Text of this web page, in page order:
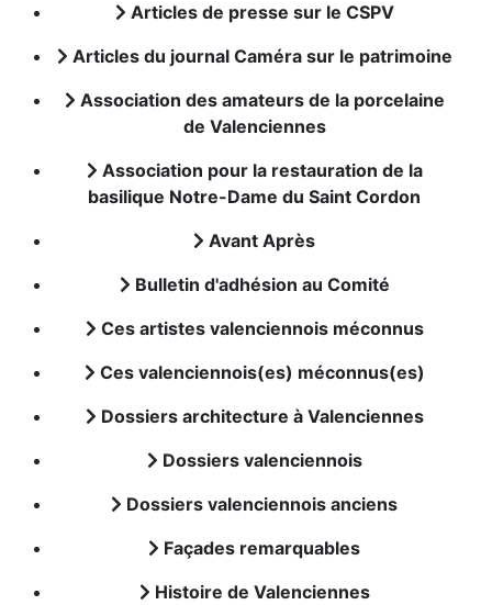
Articles de presse sur le CSPV
Articles du journal Caméra sur le patrimoine
Association des amateurs de la porcelaine
de Valenciennes
Association pour la restauration de la
basilique Notre-Dame du Saint Cordon
Avant Après
Bulletin d'adhésion au Comité
Ces artistes valenciennois méconnus
Ces valenciennois(es) méconnus(es)
Dossiers architecture à Valenciennes
Dossiers valenciennois
Dossiers valenciennois anciens
Façades remarquables
Histoire de Valenciennes